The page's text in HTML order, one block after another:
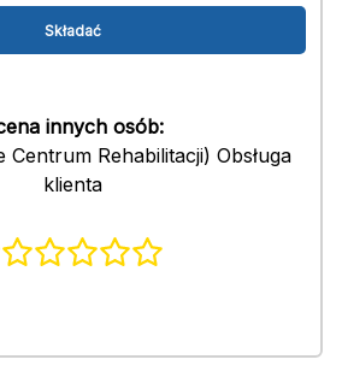
innych osób:
Centrum Rehabilitacji) Obsługa
klienta